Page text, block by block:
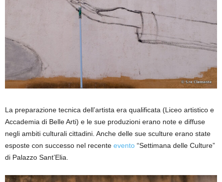
La preparazione tecnica dell’artista era qualificata (Liceo artistico e
Accademia di Belle Arti) e le sue produzioni erano note e diffuse
negli ambiti culturali cittadini. Anche delle sue sculture erano state
esposte con successo nel recente evento “Settimana delle Culture”
di Palazzo Sant’Elia.